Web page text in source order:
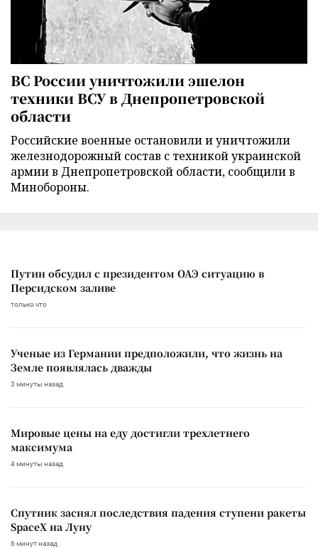
ВС России уничтожили эшелон
техники ВСУ в Днепропетровской
области
Российские военные остановили и уничтожили
железнодорожный состав с техникой украинской
армии в Днепропетровской области, сообщили в
Минобороны.
Путин обсудил с президентом ОАЭ ситуацию в
Персидском заливе
только что
Ученые из Германии предположили, что жизнь на
Земле появлялась дважды
3 минуты назад
Мировые цены на еду достигли трехлетнего
максимума
4 минуты назад
Спутник заснял последствия падения ступени ракеты
SpaceX на Луну
6 минут назад